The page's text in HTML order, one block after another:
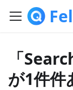
「
が1件件